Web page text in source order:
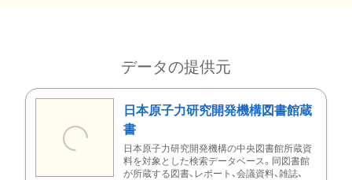
データの提供元
日本原子力研究開発機構図書館蔵
書
日本原子力研究開発機構の中央図書館所蔵資
料を対象とした検索データベース。同図書館
が所蔵する図書、レポート、会議資料、雑誌、